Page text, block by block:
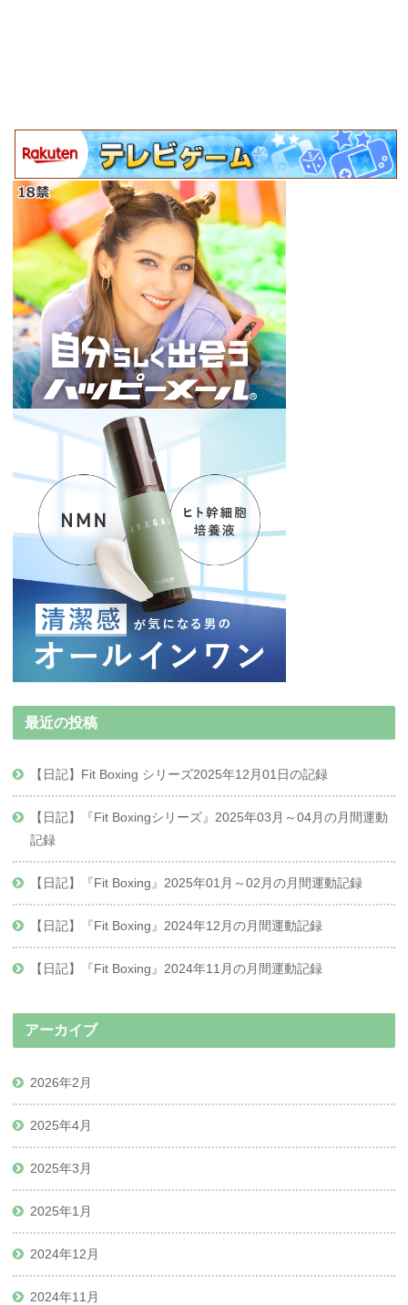
最近の投稿
【日記】Fit Boxing シリーズ2025年12月01日の記録
【日記】『Fit Boxingシリーズ』2025年03月～04月の月間運動
記録
【日記】『Fit Boxing』2025年01月～02月の月間運動記録
【日記】『Fit Boxing』2024年12月の月間運動記録
【日記】『Fit Boxing』2024年11月の月間運動記録
アーカイブ
2026年2月
2025年4月
2025年3月
2025年1月
2024年12月
2024年11月